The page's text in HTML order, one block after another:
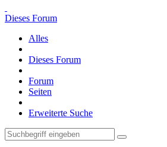
Dieses Forum
Alles
Dieses Forum
Forum
Seiten
Erweiterte Suche